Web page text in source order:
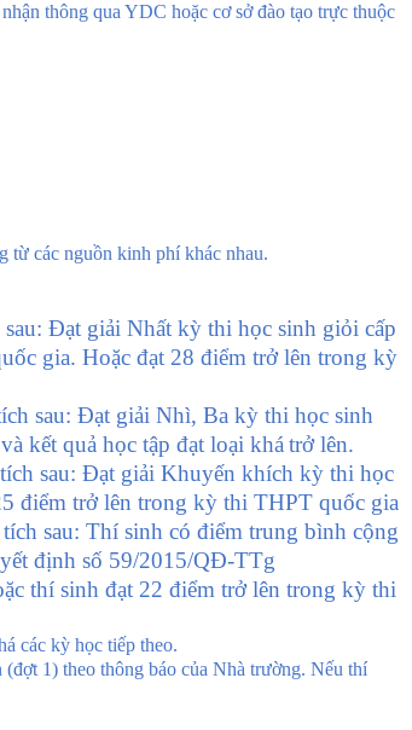
thông qua YDC hoặc cơ sở đào tạo trực thuộc
từ các nguồn kinh phí khác nhau.
Đạt giải Nhất kỳ thi học sinh giỏi cấp
gia. Hoặc đạt 28 điểm trở lên trong kỳ
sau: Đạt giải Nhì, Ba kỳ thi học sinh
kết quả học tập đạt loại khátrở lên.
sau: Đạt giải Khuyến khích kỳ thi học
điểm trở lên trong kỳ thi THPT quốc gia
sau: Thí sinh có điểm trung bình cộng
định số 59/2015/QĐ-TTg
thí sinh đạt 22 điểm trở lên trong kỳ thi
các kỳ học tiếp theo.
1) theo thông báo của Nhà trường. Nếu thí